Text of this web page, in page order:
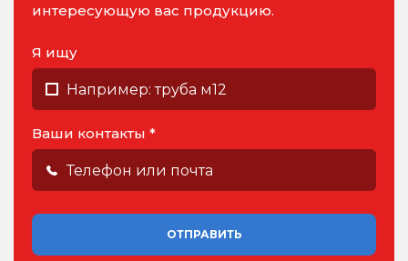
интересующую вас продукцию.
Я ищу
Ваши контакты *
ОТПРАВИТЬ